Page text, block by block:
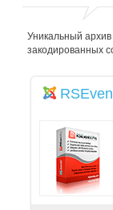
Уникальный
закодированных